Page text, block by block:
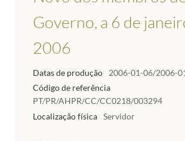
Governo, a 6 de
2006
Datas de produção
2006-01-06/2006-
Código de referência
PT/PR/AHPR/CC/CC0218/003294
Localização física Servidor